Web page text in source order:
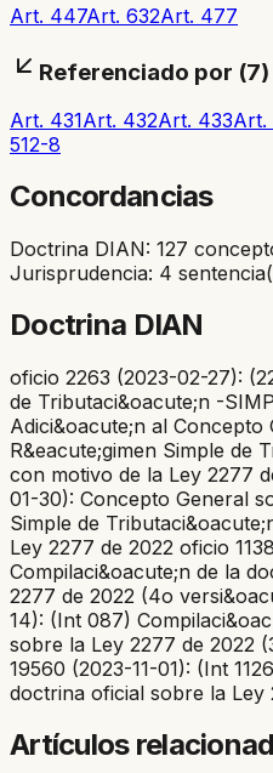
Art. 447Art. 632Art. 477
Referenciado por (7)
Art. 431Art. 432Art. 433Art.
512-8
Concordancias
Doctrina DIAN: 127
Jurisprudencia: 4
Doctrina DIAN
oficio 2263 (2023-02-27):
de Tributaci&oacute;n -
Adici&oacute;n al Concepto
R&eacute;gimen Simple de
con motivo de la Ley 2277
01-30): Concepto General
Simple de
Ley 2277 de 2022 oficio
Compilaci&oacute;n de la
2277 de 2022 (4o
14): (Int 087)
sobre la Ley 2277 de 2022
19560 (2023-11-01): (Int
doctrina oficial sobre la Ley
Artículos